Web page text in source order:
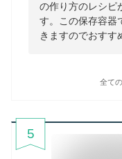
の作り方のレシピ
す。この保存容器
きますのでおすす
全て
5